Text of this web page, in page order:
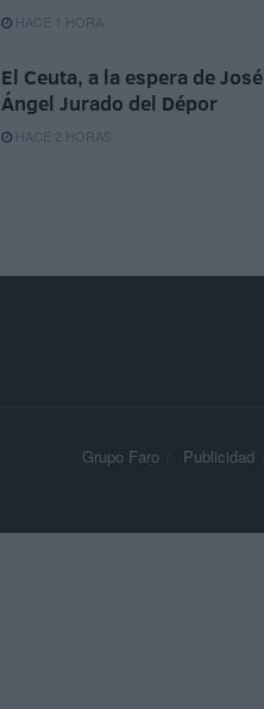
HACE 1 HORA
El Ceuta, a la espera de José
Ángel Jurado del Dépor
HACE 2 HORAS
Grupo Faro Publicidad